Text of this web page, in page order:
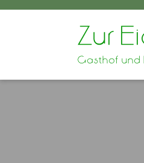
Skip